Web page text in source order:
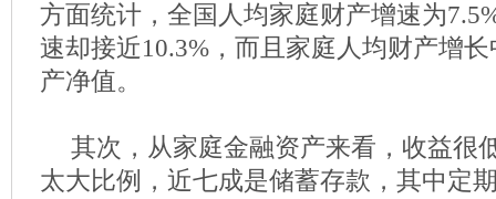
方面统计，全国人均家庭财产增速为
速却接近10.3%，而且家庭人均财产增
产净值。
其次，从家庭金融资产来看，收益很
太大比例，近七成是储蓄存款，其中定